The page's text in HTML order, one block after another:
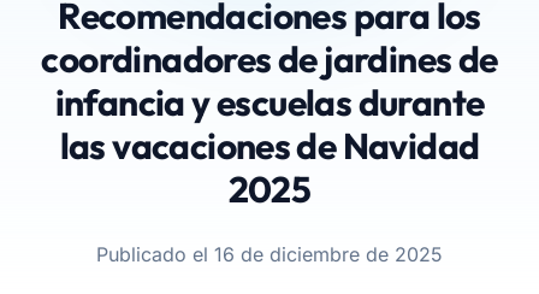
Recomendaciones para los
coordinadores de jardines de
infancia y escuelas durante
las vacaciones de Navidad
2025
Publicado el 16 de diciembre de 2025